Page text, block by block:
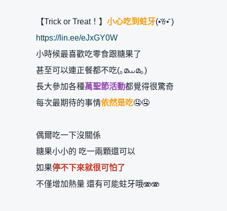
【Trick or Treat！】小心吃到蛀牙(•̆ꈊ•̆ )
https://lin.ee/eJxGY0W
小時候最喜歡吃零食跟糖果了
甚至可以連正餐都不吃(｡മ⩊മ｡)
長大參加各種萬聖節活動都覺得很驚奇
每次最期待的事情依然是吃🤤🤤
偶爾吃一下沒關係
糖果小小的 吃一兩顆還可以
如果停不下來就很可怕了
不僅增加熱量 還有可能蛀牙哦🫨🫨